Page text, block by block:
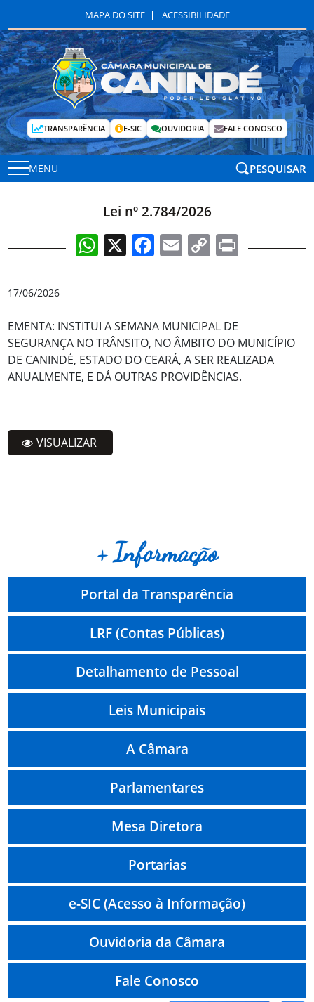
MAPA DO SITE ACESSIBILIDADE
TRANSPARÊNCIA E-SIC OUVIDORIA FALE CONOSCO
MENU PESQUISAR
Lei nº 2.784/2026
WhatsApp
X Facebook
EmailCopyPrint
17/06/2026
EMENTA: INSTITUI A SEMANA MUNICIPAL DE
SEGURANÇA NO TRÂNSITO, NO ÂMBITO DO MUNICÍPIO
DE CANINDÉ, ESTADO DO CEARÁ, A SER REALIZADA
ANUALMENTE, E DÁ OUTRAS PROVIDÊNCIAS.
VISUALIZAR
+ Informação
Portal da Transparência
LRF (Contas Públicas)
Detalhamento de Pessoal
Leis Municipais
A Câmara
Parlamentares
Mesa Diretora
Portarias
e-SIC (Acesso à Informação)
Ouvidoria da Câmara
Fale Conosco